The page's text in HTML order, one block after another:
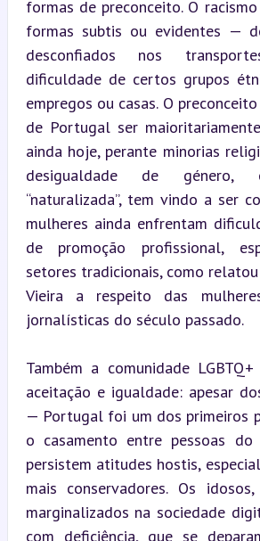
formas de preconceito. O
formas subtis ou evidentes —
desconfiados nos
dificuldade de certos grupos
empregos ou casas. O
de Portugal ser
ainda hoje, perante minorias
desigualdade de género,
“naturalizada”, tem vindo a ser
mulheres ainda enfrentam
de promoção profissional,
setores tradicionais, como
Vieira a respeito das
jornalísticas do século passado.
Também a comunidade
aceitação e igualdade: apesar
— Portugal foi um dos primeiros
o casamento entre pessoas
persistem atitudes hostis,
mais conservadores. Os
marginalizados na sociedade
com deficiência, que se